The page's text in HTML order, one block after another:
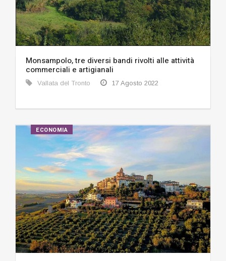
Monsampolo, tre diversi bandi rivolti alle attività
commerciali e artigianali
Vallata del Tronto 17 Agosto 2022
ECONOMIA